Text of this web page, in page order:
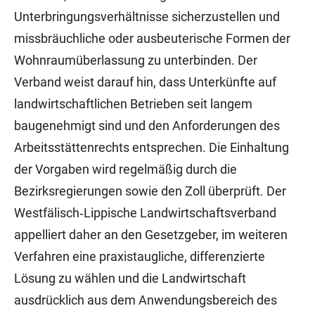
Unterbringungsverhältnisse sicherzustellen und
missbräuchliche oder ausbeuterische Formen der
Wohnraumüberlassung zu unterbinden. Der
Verband weist darauf hin, dass Unterkünfte auf
landwirtschaftlichen Betrieben seit langem
baugenehmigt sind und den Anforderungen des
Arbeitsstättenrechts entsprechen. Die Einhaltung
der Vorgaben wird regelmäßig durch die
Bezirksregierungen sowie den Zoll überprüft. Der
Westfälisch‑Lippische Landwirtschaftsverband
appelliert daher an den Gesetzgeber, im weiteren
Verfahren eine praxistaugliche, differenzierte
Lösung zu wählen und die Landwirtschaft
ausdrücklich aus dem Anwendungsbereich des